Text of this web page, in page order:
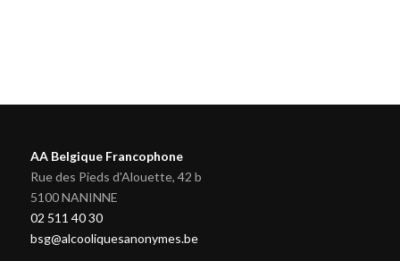
AA Belgique Francophone
Rue des Pieds d'Alouette, 42 b
5100 NANINNE
02 511 40 30
bsg@alcooliquesanonymes.be